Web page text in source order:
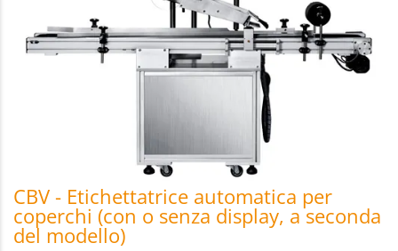
CBV - Etichettatrice automatica per
coperchi (con o senza display, a seconda
del modello)